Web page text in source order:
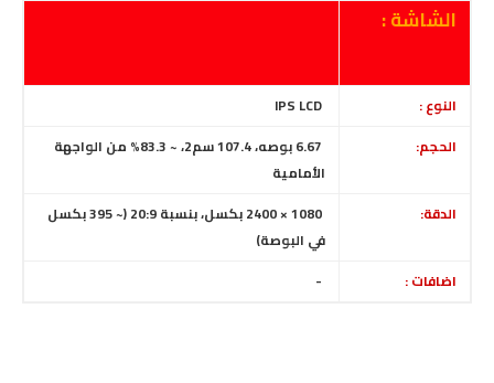
الشاشة :
النوع :
IPS LCD
الحجم:
6.67 بوصه، 107.4 سم2، ~ 83.3% من الواجهة
الأمامية
الدقة:
1080 × 2400 بكسل، بنسبة 20:9
(~ 395 بكسل
في البوصة)
اضافات :
-